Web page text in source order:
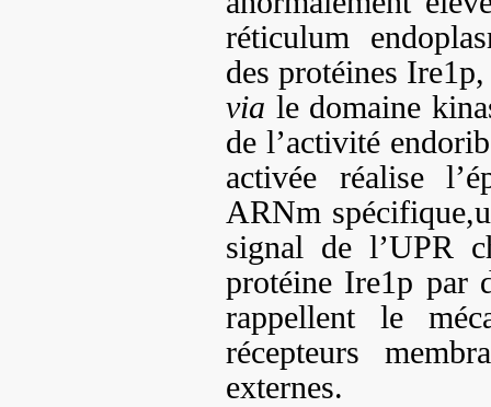
réticulum
des protéines
via le domaine
de l’activité
activée réalise
ARNm
signal de l’UPR
protéine Ire1p par
rappellent le
récepteurs
externes.